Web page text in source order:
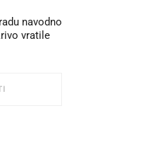
navodno
vratile